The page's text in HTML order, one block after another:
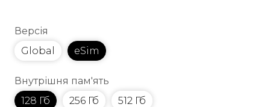
Версія
Global
eSim
Внутрішня пам'ять
128 Гб
256 Гб 512 Гб